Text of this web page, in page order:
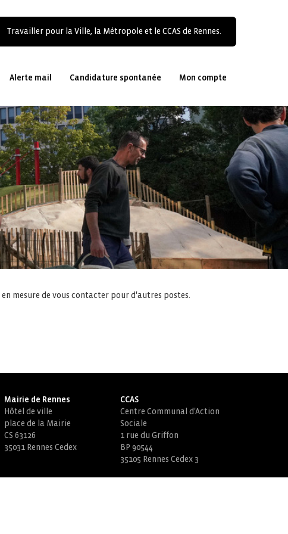
Travailler pour la Ville, la Métropole et le CCAS de Rennes.
Alerte mail Candidature spontanée Mon compte
mesure de vous contacter pour d'autres postes.
Mairie de Rennes
Hôtel de ville
place de la Mairie
CS 63126
35031 Rennes Cedex
CCAS
Centre Communal d'Action
Sociale
1 rue du Griffon
BP 90544
35105 Rennes Cedex 3